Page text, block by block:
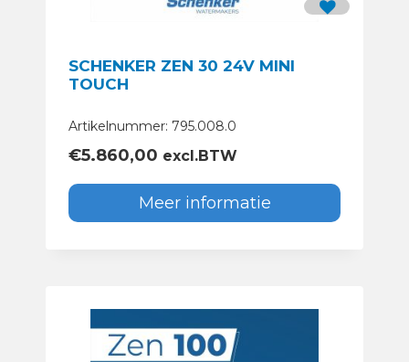
SCHENKER ZEN 30 24V MINI
TOUCH
Artikelnummer: 795.008.0
€5.860,00 excl.BTW
Meer informatie